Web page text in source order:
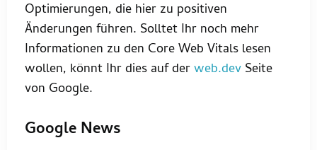
Optimierungen, die hier zu positiven
Änderungen führen. Solltet Ihr noch mehr
Informationen zu den Core Web Vitals lesen
wollen, könnt Ihr dies auf derweb.dev Seite
von Google.
Google News